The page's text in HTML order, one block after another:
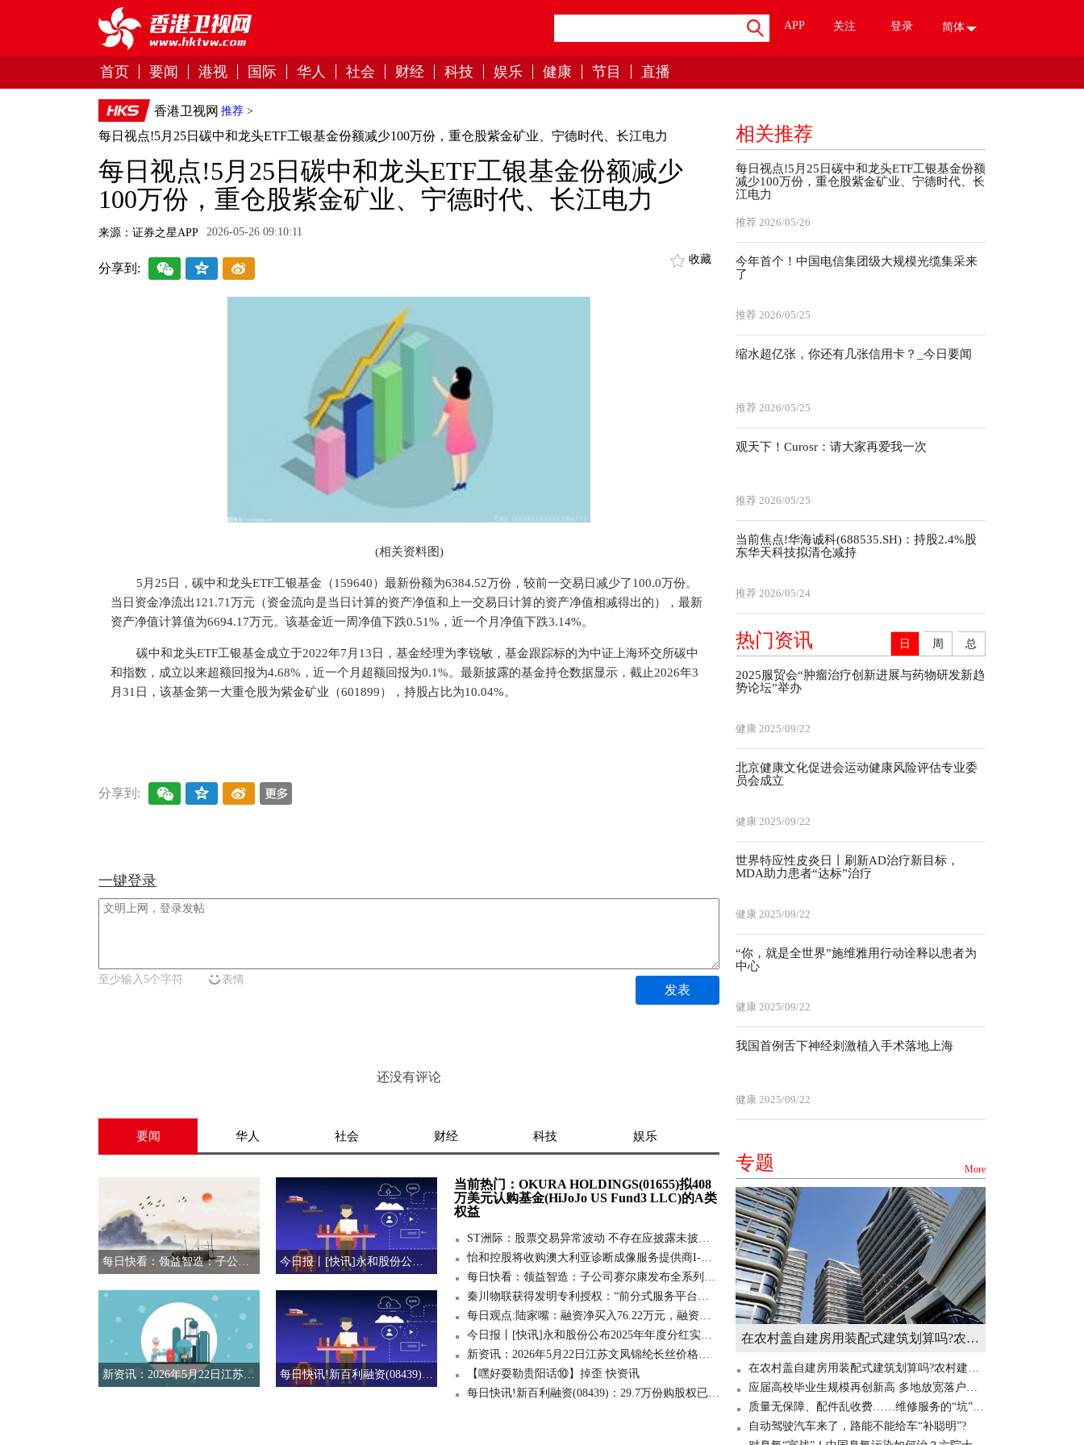
APP 关注 登录 简体
首页 要闻 港视 国际 华人 社会 财经 科技 娱乐 健康 节目 直播
香港卫视网 推荐 >
每日视点!5月25日碳中和龙头ETF工银基金份额减少100万份，重仓股紫金矿业、宁德时代、长江电力
每日视点!5月25日碳中和龙头ETF工银基金份额减少
100万份，重仓股紫金矿业、宁德时代、长江电力
来源：证券之星APP 2026-05-26 09:10:11
分享到:
收藏
(相关资料图)
5月25日，碳中和龙头ETF工银基金（159640）最新份额为6384.52万份，较前一交易日减少了100.0万份。
当日资金净流出121.71万元（资金流向是当日计算的资产净值和上一交易日计算的资产净值相减得出的），最新
资产净值计算值为6694.17万元。该基金近一周净值下跌0.51%，近一个月净值下跌3.14%。
碳中和龙头ETF工银基金成立于2022年7月13日，基金经理为李锐敏，基金跟踪标的为中证上海环交所碳中
和指数，成立以来超额回报为4.68%，近一个月超额回报为0.1%。最新披露的基金持仓数据显示，截止2026年3
月31日，该基金第一大重仓股为紫金矿业（601899），持股占比为10.04%。
分享到:
一键登录
至少输入5个字符 表情
发表
还没有评论
要闻 华人 社会 财经 科技 娱乐
当前热门：OKURA HOLDINGS(01655)拟408
万美元认购基金(HiJoJo US Fund3 LLC)的A类
权益
怡和控股将收购澳大利亚诊断成像服务提供商I-MED 企业价值24亿美元
今日报丨[快讯]永和股份公布2025年年度分红实施方案
新资讯：2026年5月22日江苏文凤锦纶长丝价格动态
【嘿好耍勒贵阳话⑩】掉歪 快资讯
相关推荐
每日视点!5月25日碳中和龙头ETF工银基金份额
减少100万份，重仓股紫金矿业、宁德时代、长
江电力
推荐 2026/05/26
今年首个！中国电信集团级大规模光缆集采来
了
推荐 2026/05/25
缩水超亿张，你还有几张信用卡？_今日要闻
推荐 2026/05/25
观天下！Curosr：请大家再爱我一次
推荐 2026/05/25
当前焦点!华海诚科(688535.SH)：持股2.4%股
东华天科技拟清仓减持
推荐 2026/05/24
热门资讯 日 周 总
2025服贸会“肿瘤治疗创新进展与药物研发新趋
势论坛”举办
健康 2025/09/22
北京健康文化促进会运动健康风险评估专业委
员会成立
健康 2025/09/22
世界特应性皮炎日丨刷新AD治疗新目标，
MDA助力患者“达标”治疗
健康 2025/09/22
“你，就是全世界”施维雅用行动诠释以患者为
中心
健康 2025/09/22
我国首例舌下神经刺激植入手术落地上海
健康 2025/09/22
专题 More
在农村盖自建房用装配式建筑划算吗?农村建造装配式房屋有补贴吗? 世界快讯
在农村盖自建房用装配式建筑划算吗?农村建造装配式房屋有补贴吗? 世界快讯
应届高校毕业生规模再创新高 多地放宽落户门槛“抢人”
质量无保障、配件乱收费……维修服务的“坑”你掉过吗？
自动驾驶汽车来了，路能不能给车“补聪明”?